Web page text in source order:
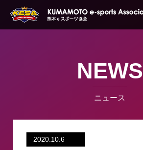
NEWS
ニュース
2020.10.6